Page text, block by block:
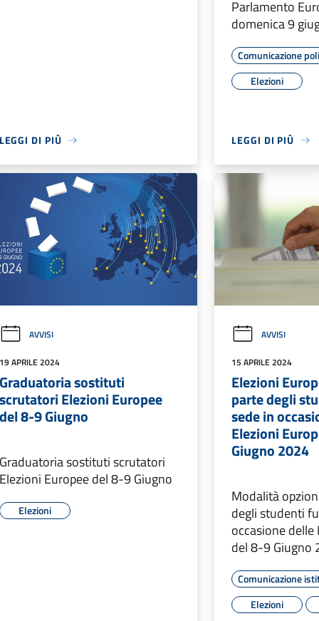
DI PIÙ
Parlamento
domenica 9
Comunicazione
Elezioni
LEGGI DI PIÙ
AVVISI
APRILE 2024
sostituti
Elezioni Europee
8-9 Giugno
sostituti scrutatori
Europee del 8-9 Giugno
Elezioni
AVVISI
15 APRILE 2024
Elezioni
parte degli
sede in
Elezioni
Giugno 2024
Modalità
degli studenti
occasione
del 8-9 Giugno
Comunicazione
Elezioni